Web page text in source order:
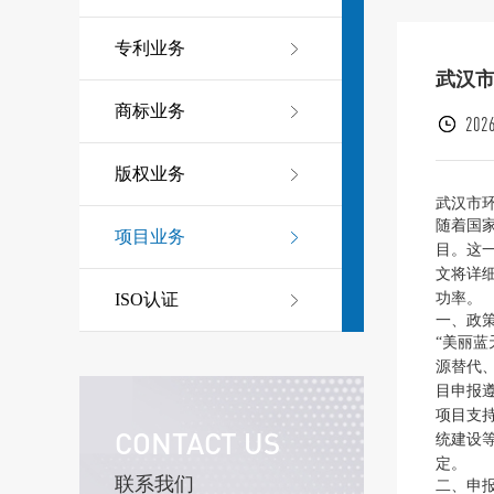
专利业务
商标业务
版权业务
项目业务
ISO认证
CONTACT US
联系我们
武汉
武汉市
随着国
目。这
文将详
功率。
一、政
“美丽蓝
源替代
目申报
项目支
统建设
定。
二、申